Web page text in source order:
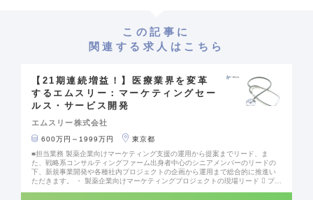
この記事に
関連する求人はこちら
【21期連続増益！】医療業界を変革
するエムスリー：マーケティングセー
ルス・サービス開発
エムスリー株式会社
600万円～1999万円
東京都
■担当業務 製薬企業向けマーケティング支援の運用から提案までリード、ま
た、戦略系コンサルティングファーム出身者中心のシニアメンバーのリードの
下、新規事業開発や各種社内プロジェクトの企画から運用まで総合的に推進い
ただきます。 ・ 製薬企業向けマーケティングプロジェクトの現場リード  プロ